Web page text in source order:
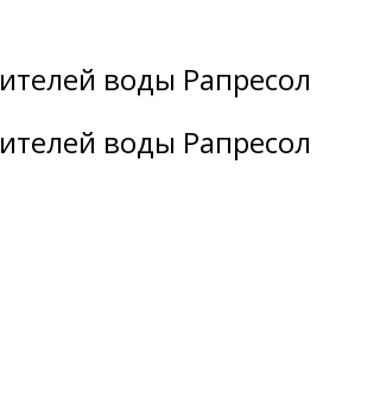
воды Рапресол
воды Рапресол